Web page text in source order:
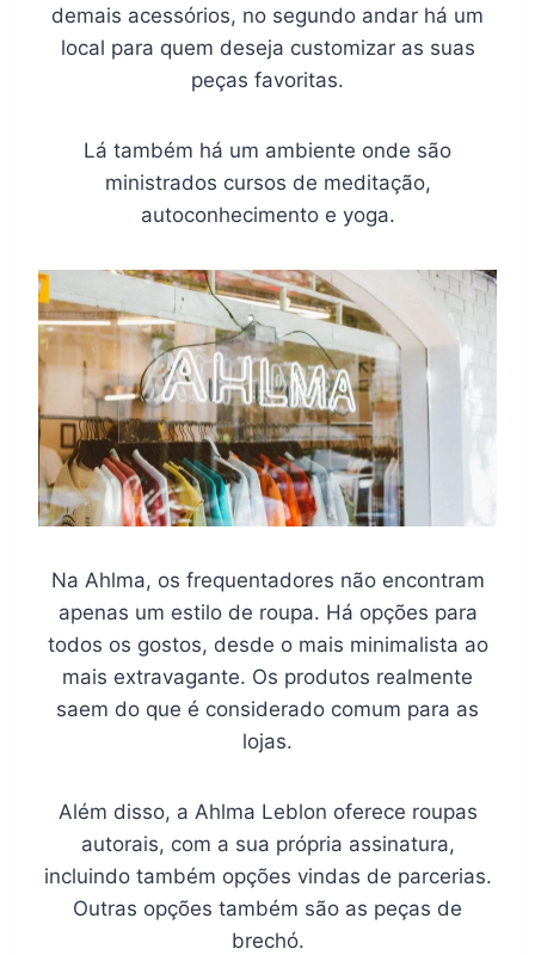
demais acessórios, no segundo andar há um
local para quem deseja customizar as suas
peças favoritas.
Lá também há um ambiente onde são
ministrados cursos de meditação,
autoconhecimento e yoga.
Na Ahlma, os frequentadores não encontram
apenas um estilo de roupa. Há opções para
todos os gostos, desde o mais minimalista ao
mais extravagante. Os produtos realmente
saem do que é considerado comum para as
lojas.
Além disso, a Ahlma Leblon oferece roupas
autorais, com a sua própria assinatura,
incluindo também opções vindas de parcerias.
Outras opções também são as peças de
brechó.